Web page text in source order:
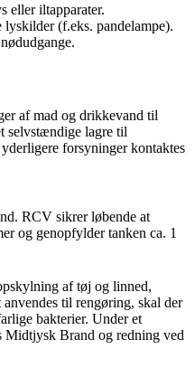
eller iltapparater.
(f.eks. pandelampe).
af mad og drikkevand til
selvstændige lagre til
forsyninger kontaktes
RCV sikrer løbende at
og genopfylder tanken ca. 1
af tøj og linned,
til rengøring, skal der
bakterier. Under et
Midtjysk Brand og redning ved